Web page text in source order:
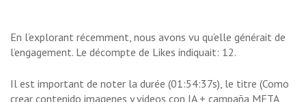
En l’explorant récemment, nous avons vu qu’elle générait de
l’engagement. Le décompte de Likes indiquait: 12.
Il est important de noter la durée (01:54:37s), le titre (Como
crear contenido imagenes y videos con IA + campaña META